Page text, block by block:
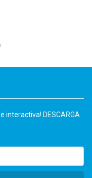
interactiva! DESCARGA